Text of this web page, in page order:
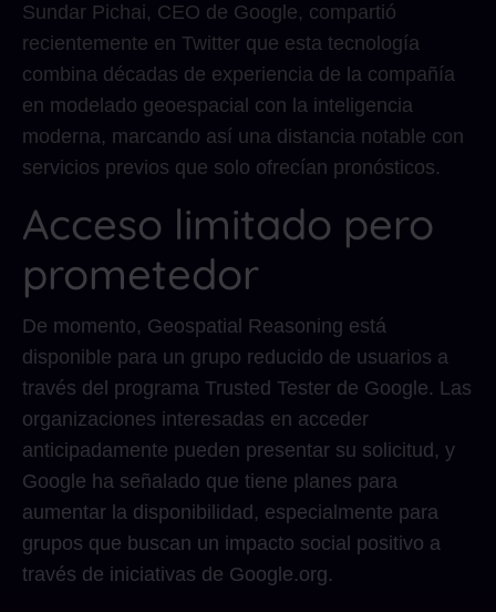
Sundar Pichai, CEO de Google, compartió
recientemente en Twitter que esta tecnología
combina décadas de experiencia de la compañía
en modelado geoespacial con la inteligencia
moderna, marcando así una distancia notable con
servicios previos que solo ofrecían pronósticos.
Acceso limitado pero
prometedor
De momento, Geospatial Reasoning está
disponible para un grupo reducido de usuarios a
través del programa Trusted Tester de Google. Las
organizaciones interesadas en acceder
anticipadamente pueden presentar su solicitud, y
Google ha señalado que tiene planes para
aumentar la disponibilidad, especialmente para
grupos que buscan un impacto social positivo a
través de iniciativas de Google.org.